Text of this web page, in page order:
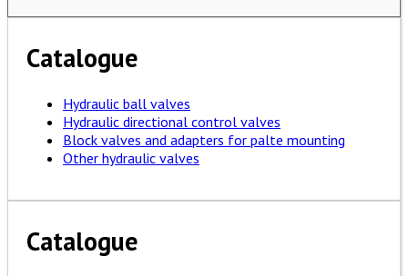
Catalogue
Hydraulic ball valves
Hydraulic directional control valves
Block valves and adapters for palte mounting
Other hydraulic valves
Catalogue